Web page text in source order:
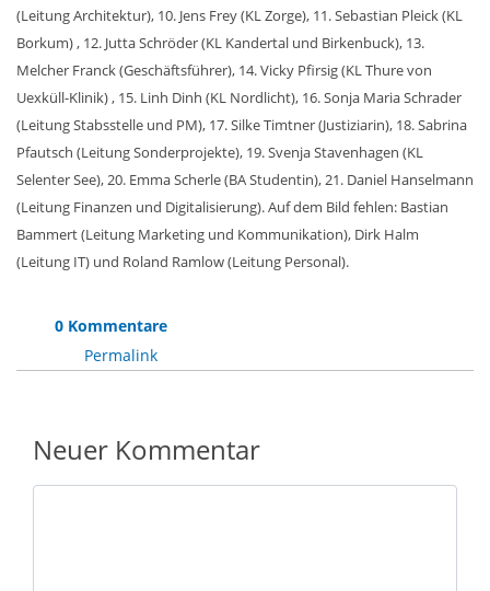
(Leitung Architektur), 10. Jens Frey (KL Zorge), 11. Sebastian Pleick (KL
Borkum) , 12. Jutta Schröder (KL Kandertal und Birkenbuck), 13.
Melcher Franck (Geschäftsführer), 14. Vicky Pfirsig (KL Thure von
Uexküll-Klinik) , 15. Linh Dinh (KL Nordlicht), 16. Sonja Maria Schrader
(Leitung Stabsstelle und PM), 17. Silke Timtner (Justiziarin), 18. Sabrina
Pfautsch (Leitung Sonderprojekte), 19. Svenja Stavenhagen (KL
Selenter See), 20. Emma Scherle (BA Studentin), 21. Daniel Hanselmann
(Leitung Finanzen und Digitalisierung). Auf dem Bild fehlen: Bastian
Bammert (Leitung Marketing und Kommunikation), Dirk Halm
(Leitung IT) und Roland Ramlow (Leitung Personal).
0 Kommentare
Permalink
Neuer Kommentar